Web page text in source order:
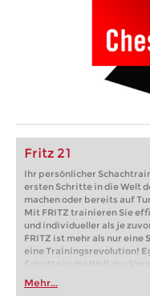
Fritz 21
Ihr persönlicher
ersten Schritte in die Welt
machen oder bereits auf
Mit FRITZ trainieren Sie
und individueller als je
FRITZ ist mehr als nur eine
eine Trainingsrevolution!
Schritte in die Welt des
oder bereits auf
FRITZ trainieren Sie
Mehr...